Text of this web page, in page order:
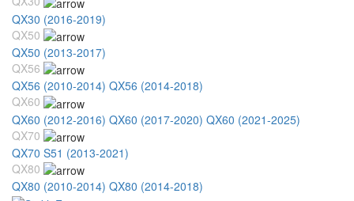
QX30 (2016-2019)
QX50
QX50 (2013-2017)
QX56
QX56 (2010-2014) QX56 (2014-2018)
QX60
QX60 (2012-2016) QX60 (2017-2020) QX60 (2021-2025)
QX70
QX70 S51 (2013-2021)
QX80
QX80 (2010-2014) QX80 (2014-2018)